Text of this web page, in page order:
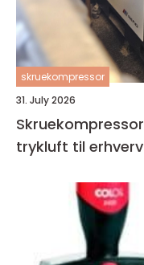
skruekompressor
31. July 2026
Skruekompressor effektiv og driftssikker
trykluft til erhverv